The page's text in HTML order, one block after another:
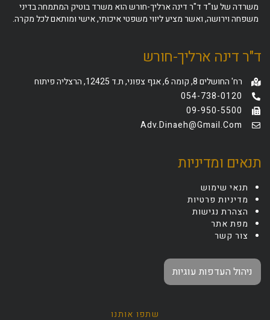
משרדה של עו"ד ד"ר דינה ארליך-חורש הוא משרד בוטיק המתמחה בדיני
משפחה וירושה, ואשר מציע ליווי משפטי איכותי, אישי ומותאם לכל מקרה.
ד"ר דינה ארליך-חורש
רח' החושלים 8, קומה 6, אגף צפוני, ת.ד 12425, הרצליה פיתוח
054-738-0120
09-950-5500
Adv.dinaeh@gmail.com
תנאים ומדיניות
תנאי שימוש
מדיניות פרטיות
הצהרת נגישות
מפת אתר
צור קשר
ניהול העדפות עוגיות
שתפו אותנו